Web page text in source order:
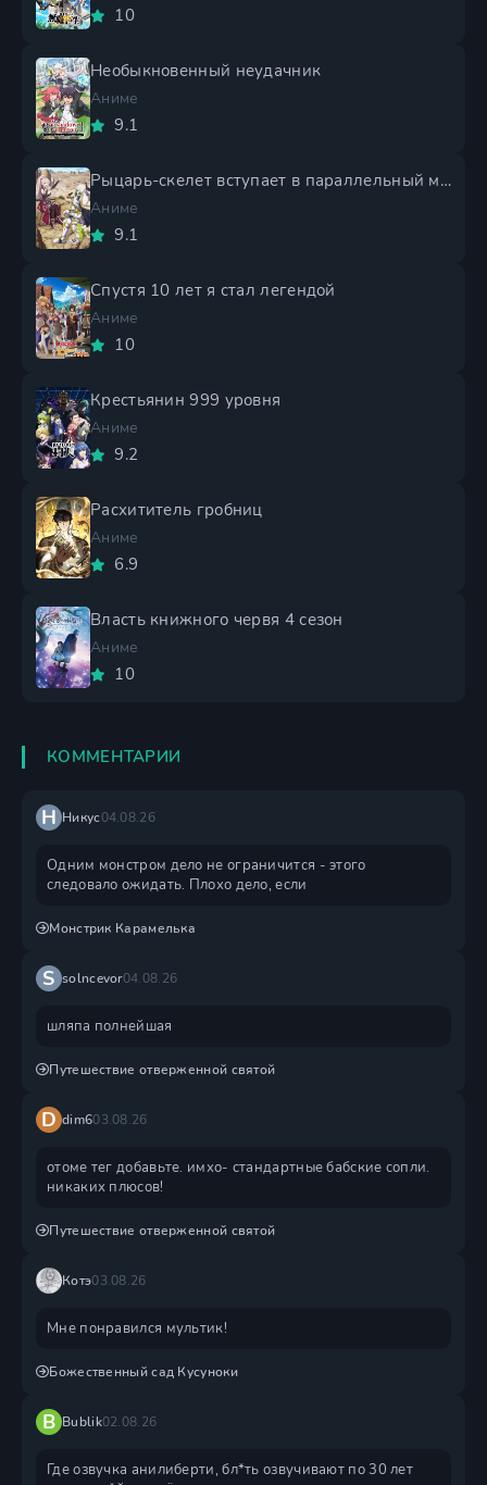
10
Необыкновенный неудачник
Аниме
9.1
Рыцарь-скелет вступает в параллельный мир 2 сезон
Аниме
9.1
Спустя 10 лет я стал легендой
Аниме
10
Крестьянин 999 уровня
Аниме
9.2
Расхититель гробниц
Аниме
6.9
Власть книжного червя 4 сезон
Аниме
10
КОММЕНТАРИИ
Н Никус04.08.26
Одним монстром дело не ограничится - этого
следовало ожидать. Плохо дело, если
Монстрик Карамелька
S solncevor04.08.26
шляпа полнейшая
Путешествие отверженной святой
D dim603.08.26
отоме тег добавьте. имхо- стандартные бабские сопли.
никаких плюсов!
Путешествие отверженной святой
Котэ03.08.26
Мне понравился мультик!
Божественный сад Кусуноки
B Bublik02.08.26
Где озвучка анилиберти, бл*ть озвучивают по 30 лет